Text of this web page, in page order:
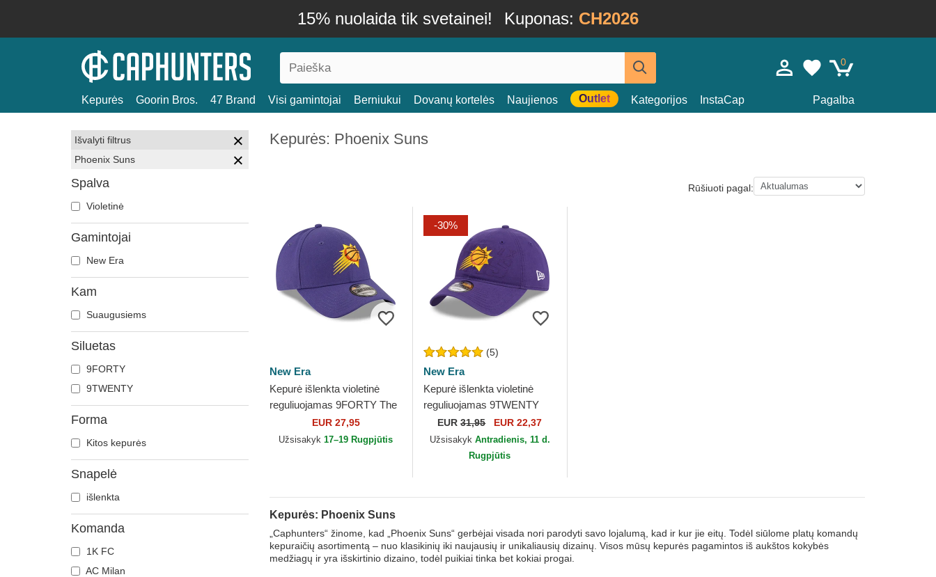
15% nuolaida tik svetainei! Kuponas: CH2026
0
Kepurės Goorin Bros. 47 Brand Visi gamintojai Berniukui Dovanų kortelės Naujienos Outlet Kategorijos InstaCap Pagalba
Išvalyti filtrus
Phoenix Suns
Spalva
Violetinė
Gamintojai
New Era
Kam
Suaugusiems
Siluetas
9FORTY
9TWENTY
Forma
Kitos kepurės
Snapelė
išlenkta
Komanda
1K FC
AC Milan
Kepurės: Phoenix Suns
Rūšiuoti pagal:
New Era
Kepurė išlenkta violetinė
reguliuojamas 9FORTY The
League Phoenix Suns NBA
New Era
EUR 27,95
Užsisakyk17–19 Rugpjūtis
-30%
(5)
New Era
Kepurė išlenkta violetinė
reguliuojamas 9TWENTY
Draft Edition 2023 Phoenix
Suns NBA New Era
EUR31,95 EUR 22,37
Užsisakyk Antradienis, 11 d.
Rugpjūtis
Kepurės: Phoenix Suns
„Caphunters“ žinome, kad „Phoenix Suns“ gerbėjai visada nori parodyti savo lojalumą, kad ir kur jie eitų. Todėl siūlome platų komandų
kepuraičių asortimentą – nuo klasikinių iki naujausių ir unikaliausių dizainų. Visos mūsų kepurės pagamintos iš aukštos kokybės
medžiagų ir yra išskirtinio dizaino, todėl puikiai tinka bet kokiai progai.